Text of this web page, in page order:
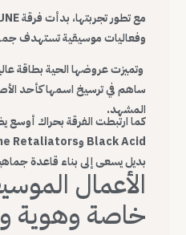
وفعاليات موسيقية تستهدف
وتميزت عروضها الحية بطاقة
ساهم في ترسيخ اسمها كأحد
المشهد.
كما ارتبطت الفرقة بحراك
بديل يسعى إلى بناء قاعدة
الأعمال
خاصة وهوية